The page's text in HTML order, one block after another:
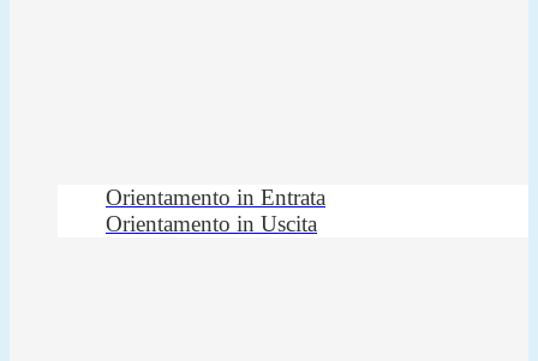
Orientamento in Entrata
Orientamento in Uscita